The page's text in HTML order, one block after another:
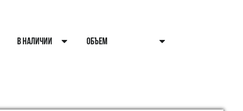
В НАЛИЧИИ ОБЪЕМ